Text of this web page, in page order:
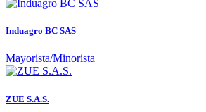
Induagro BC SAS
Mayorista/Minorista
ZUE S.A.S.